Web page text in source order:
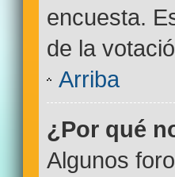
encuesta.
de la
Arriba
¿Por qué
Algunos